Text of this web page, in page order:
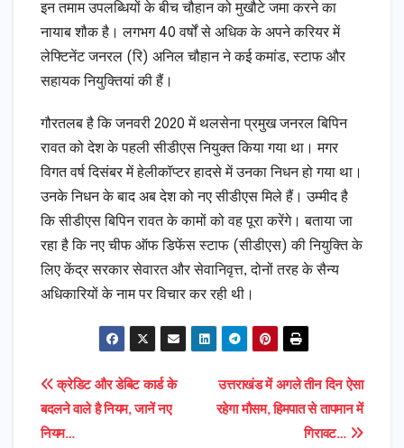
इन तमाम उपलब्धियों के बीच चौहान को मुखौटे जमा करने का
नायाब शौक है। लगभग 40 वर्षों से अधिक के अपने करियर में
लेफ्टिनेंट जनरल (रि) अनिल चौहान ने कई कमांड, स्टाफ और
सहायक नियुक्तियां की हैं।
गौरतलब है कि जनवरी 2020 में थलसेना प्रमुख जनरल बिपिन
रावत को देश के पहली सीडीएस नियुक्त किया गया था। मगर
विगत वर्ष दिसंबर में हेलीकॉप्टर हादसे में उनका निधन हो गया था।
उनके निधन के बाद अब देश को नए सीडीएस मिले हैं। उम्मीद है
कि सीडीएस बिपिन रावत के कामों को वह पूरा करेंगे। बताया जा
रहा है कि नए चीफ ऑफ डिफेंस स्टाफ (सीडीएस) की नियुक्ति के
लिए केंद्र सरकार सेवारत और सेवानिवृत्त, दोनों तरह के सैन्य
अधिकारियों के नाम पर विचार कर रही थी।
Post
navigation
उत्तराखंड में अगले तीन दिन ऐसा
रहेगा मौसम, हिमपात से तापमान में
गिरावट…
क्रेडिट और डेबिट कार्ड के
बदलने वाले है नियम, जानें नए
नियम…